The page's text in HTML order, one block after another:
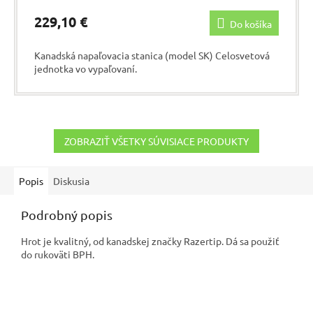
229,10 € Do košíka
Kanadská napaľovacia stanica (model SK) Celosvetová
jednotka vo vypaľovaní.
ZOBRAZIŤ VŠETKY SÚVISIACE PRODUKTY
Popis Diskusia
Podrobný popis
Hrot je kvalitný, od kanadskej značky Razertip. Dá sa použiť
do rukoväti BPH.